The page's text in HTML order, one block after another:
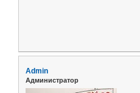
Admin
Администратор